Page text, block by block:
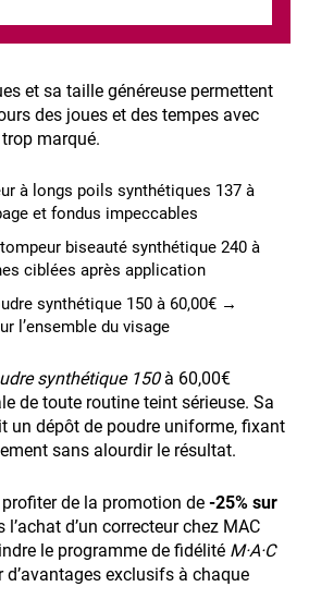
et sa taille généreuse permettent
des joues et des tempes avec
marqué.
à longs poils synthétiques 137 à
et fondus impeccables
biseauté synthétique 240 à
ciblées après application
synthétique 150 à 60,00€ →
l’ensemble du visage
synthétique 150à 60,00€
de toute routine teint sérieuse. Sa
un dépôt de poudre uniforme, fixant
sans alourdir le résultat.
de la promotion de -25% sur
l’achat d’un correcteur chez MAC
le programme de fidélité M·A·C
exclusifs à chaque